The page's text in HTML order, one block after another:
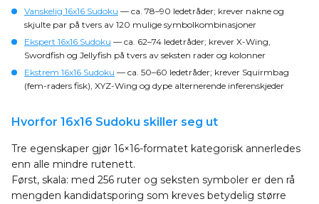
Vanskelig 16x16 Sudoku — ca. 78–90 ledetråder; krever nakne og
skjulte par på tvers av 120 mulige symbolkombinasjoner
Ekspert 16x16 Sudoku — ca. 62–74 ledetråder; krever X-Wing,
Swordfish og Jellyfish på tvers av seksten rader og kolonner
Ekstrem 16x16 Sudoku — ca. 50–60 ledetråder; krever Squirmbag
(fem-raders fisk), XYZ-Wing og dype alternerende inferenskjeder
Hvorfor 16x16 Sudoku skiller seg ut
Tre egenskaper gjør 16×16-formatet kategorisk annerledes
enn alle mindre rutenett.
Først, skala: med 256 ruter og seksten symboler er den rå
mengden kandidatsporing som kreves betydelig større